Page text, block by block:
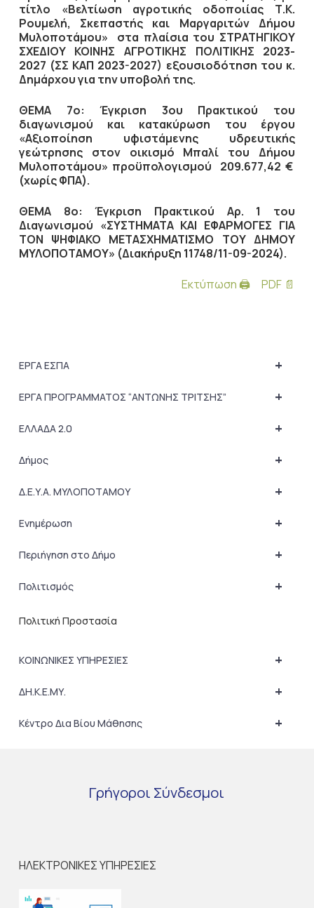
τίτλο «Βελτίωση αγροτικής οδοποιίας Τ.Κ.
Ρουμελή, Σκεπαστής και Μαργαριτών Δήμου
Μυλοποτάμου» στα πλαίσια του ΣΤΡΑΤΗΓΙΚΟΥ
ΣΧΕΔΙΟΥ ΚΟΙΝΗΣ ΑΓΡΟΤΙΚΗΣ ΠΟΛΙΤΙΚΗΣ 2023-
2027 (ΣΣ ΚΑΠ 2023-2027) εξουσιοδότηση του κ.
Δημάρχου για την υποβολή της.
ΘΕΜΑ 7ο:Έγκριση 3ου Πρακτικού του
διαγωνισμού και κατακύρωση του έργου
«Αξιοποίηση υφιστάμενης υδρευτικής
γεώτρησης στον οικισμό Μπαλί του Δήμου
Μυλοποτάμου» προϋπολογισμού 209.677,42 €
(χωρίς ΦΠΑ).
ΘΕΜΑ 8ο: Έγκριση Πρακτικού Αρ. 1 του
Διαγωνισμού «ΣΥΣΤΗΜΑΤΑ ΚΑΙ ΕΦΑΡΜΟΓΕΣ ΓΙΑ
ΤΟΝ ΨΗΦΙΑΚΟ ΜΕΤΑΣΧΗΜΑΤΙΣΜΟ ΤΟΥ ΔΗΜΟΥ
ΜΥΛΟΠΟΤΑΜΟΥ» (Διακήρυξη 11748/11-09-2024).
Εκτύπωση 🖨
PDF 📄
+
ΕΡΓΑ ΕΣΠΑ
+
ΕΡΓΑ ΠΡΟΓΡΑΜΜΑΤΟΣ “ΑΝΤΩΝΗΣ ΤΡΙΤΣΗΣ”
+
ΕΛΛΑΔΑ 2.0
+
Δήμος
+
Δ.Ε.Υ.Α. ΜΥΛΟΠΟΤΑΜΟΥ
+
Ενημέρωση
+
Περιήγηση στο Δήμο
+
Πολιτισμός
Πολιτική Προστασία
+
ΚΟΙΝΩΝΙΚΕΣ ΥΠΗΡΕΣΙΕΣ
+
ΔΗ.Κ.Ε.ΜΥ.
+
Κέντρο Δια Βίου Μάθησης
Γρήγοροι Σύνδεσμοι
ΗΛΕΚΤΡΟΝΙΚΕΣ ΥΠΗΡΕΣΙΕΣ